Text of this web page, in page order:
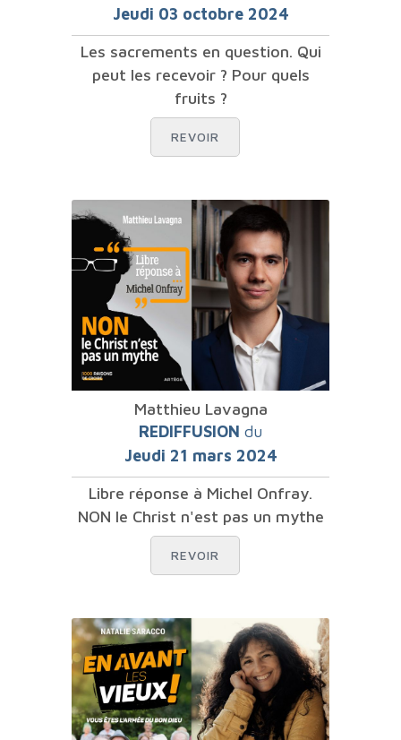
Jeudi 03 octobre 2024
Les sacrements en question. Qui
peut les recevoir ? Pour quels
fruits ?
REVOIR
Matthieu Lavagna
REDIFFUSION du
Jeudi 21 mars 2024
Libre réponse à Michel Onfray.
NON le Christ n'est pas un mythe
REVOIR